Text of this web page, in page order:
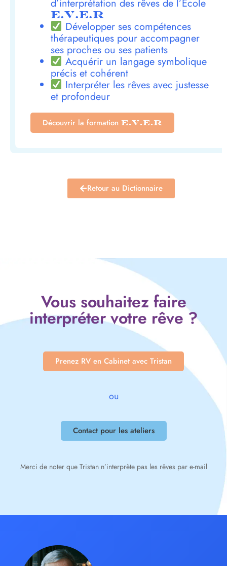
d’interprétation des rêves de l’École
E.V.E.R
Développer ses compétences
thérapeutiques pour accompagner
ses proches ou ses patients
Acquérir un langage symbolique
précis et cohérent
Interpréter les rêves avec justesse
et profondeur
Découvrir la formation E.V.E.R
Retour au Dictionnaire
Vous souhaitez faire
interpréter votre rêve ?
Prenez RV en Cabinet avec Tristan
ou
Contact pour les ateliers
Merci de noter que Tristan n’interprète pas les rêves par e-mail